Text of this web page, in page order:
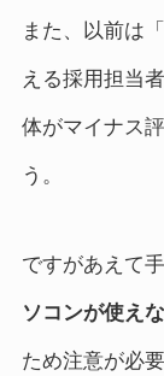
また、以前は
える採用担当
体がマイナス
う。
ですがあえて
ソコンが使え
ため注意が必要